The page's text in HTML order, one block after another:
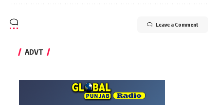
Leave a Comment
ADVT